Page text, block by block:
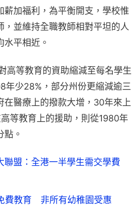
薪加福利，為平衡開支，學校惟
，並維持全職教師相對平坦的人
水平相近。
高等教育的資助縮減至每名學生
年少28%，部分州份更縮減逾三
在醫療上的撥款大增，30年來上
等教育上的援助，則從1980年
點。
聯盟：全港一半學生需交學費
費教育 非所有幼稚園受惠